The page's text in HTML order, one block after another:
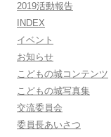
2019活動報告
INDEX
イベント
お知らせ
こどもの城コンテンツ
こどもの城写真集
交流委員会
委員長あいさつ